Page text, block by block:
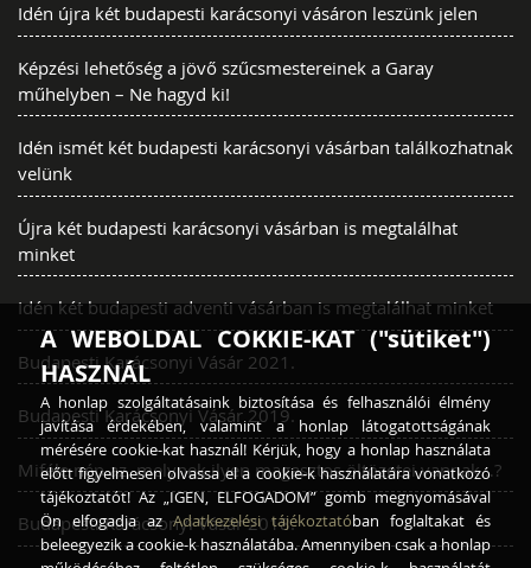
Idén újra két budapesti karácsonyi vásáron leszünk jelen
Képzési lehetőség a jövő szűcsmestereinek a Garay
műhelyben – Ne hagyd ki!
Idén ismét két budapesti karácsonyi vásárban találkozhatnak
velünk
Újra két budapesti karácsonyi vásárban is megtalálhat
minket
Idén két budapesti adventi vásárban is megtalálhat minket
Budapesti Karácsonyi Vásár 2021.
Budapesti Karácsonyi Vásár 2019.
Miféle nép az, melynek ilyen magasztos öltözetei vannak…?
Budapesti Karácsonyi Vásár 2018.
A WEBOLDAL COKKIE-KAT ("sütiket")
HASZNÁL
A honlap szolgáltatásaink biztosítása és felhasználói élmény
javítása érdekében, valamint a honlap látogatottságának
mérésére cookie-kat használ! Kérjük, hogy a honlap használata
előtt figyelmesen olvassa el a cookie-k használatára vonatkozó
tájékoztatót! Az „IGEN, ELFOGADOM” gomb megnyomásával
Ön elfogadja azAdatkezelési tájékoztatóban foglaltakat és
beleegyezik a cookie-k használatába. Amennyiben csak a honlap